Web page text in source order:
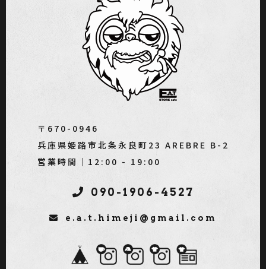
〒670-0946
兵庫県姫路市北条永良町23 AREBRE B-2
営業時間｜12:00 - 19:00
090-1906-4527
e.a.t.himeji@gmail.com